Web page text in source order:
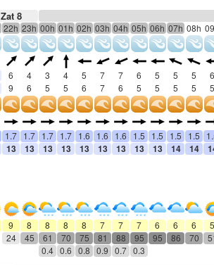
Zat 8
22h 23h 00h 01h 02h 03h 04h 05h 06h 07h 08h
6 4 3 4 5 7 7 6 5 5 5
6
9 6 5 5 6 7 6 5 5 5 5 5
1.7 1.7 1.7 1.7 1.6 1.6 1.6 1.5 1.5 1.5 1.5
13 13 13 13 13 13 13 13 13 14 14
9 8 8 8 8 7 7 7 6 6 6
5
24
45 61 70 75 81 88 95 95 86 70
0.4 0.6 0.8 0.9 0.7 0.3